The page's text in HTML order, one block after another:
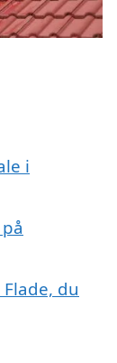
i
du